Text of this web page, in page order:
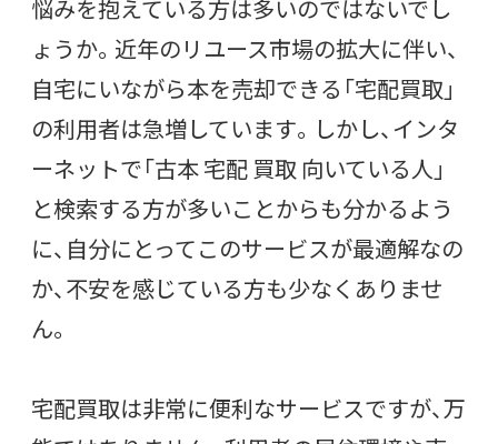
悩みを抱えている方は多いのではないでし
ょうか。近年のリユース市場の拡大に伴い、
自宅にいながら本を売却できる「宅配買取」
の利用者は急増しています。しかし、インタ
ーネットで「古本 宅配 買取 向いている人」
と検索する方が多いことからも分かるよう
に、自分にとってこのサービスが最適解なの
か、不安を感じている方も少なくありませ
ん。
宅配買取は非常に便利なサービスですが、万